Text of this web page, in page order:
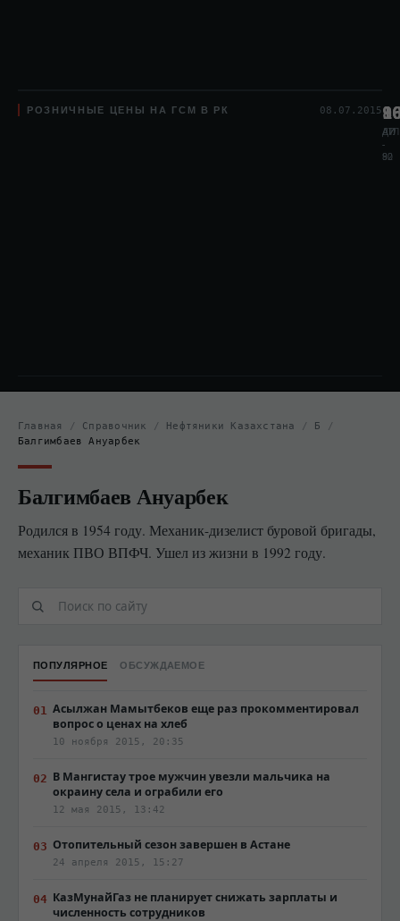
РОЗНИЧНЫЕ ЦЕНЫ НА ГСМ В РК 08.07.2015
АИ
-
80
АИ
-
92
ДТЛ
Главная / Справочник / Нефтяники Казахстана / Б
/
Балгимбаев Ануарбек
Балгимбаев Ануарбек
Родился в 1954 году. Механик-дизелист буровой бригады,
механик ПВО ВПФЧ. Ушел из жизни в 1992 году.
ПОПУЛЯРНОЕ ОБСУЖДАЕМОЕ
Асылжан Мамытбеков еще раз прокомментировал
вопрос о ценах на хлеб
10 ноября 2015, 20:35
В Мангистау трое мужчин увезли мальчика на
окраину села и ограбили его
12 мая 2015, 13:42
Отопительный сезон завершен в Астане
24 апреля 2015, 15:27
КазМунайГаз не планирует снижать зарплаты и
численность сотрудников